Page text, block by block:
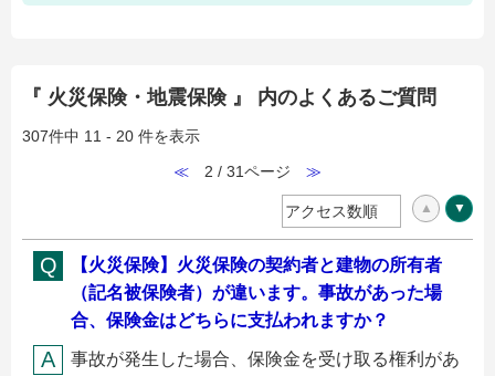
『 火災保険・地震保険 』 内のよくあるご質問
307件中 11 - 20 件を表示
≪
2 / 31ページ ≫
【火災保険】火災保険の契約者と建物の所有者
（記名被保険者）が違います。事故があった場
合、保険金はどちらに支払われますか？
事故が発生した場合、保険金を受け取る権利があ